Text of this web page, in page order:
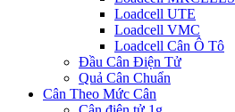
Loadcell UTE
Loadcell VMC
Loadcell Cân Ô Tô
Đầu Cân Điện Tử
Quả Cân Chuẩn
Cân Theo Mức Cân